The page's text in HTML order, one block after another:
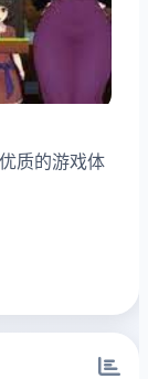
质的游戏体